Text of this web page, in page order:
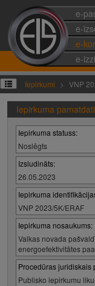
e-
e-
e-
e-
Iepirkumi VNP
Iepirkuma pamatdati
Iepirkuma statuss:
Noslēgts
Izsludināts:
26.05.2023
Iepirkuma
VNP 2023/5K/ERAF
Iepirkuma nosaukums:
Valkas novada
energoefektivitātes
Procedūras juridiskais
Publisko iepirkumu